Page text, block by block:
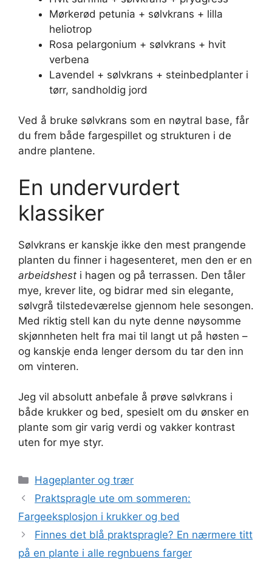
Mørkerød petunia + sølvkrans + lilla
heliotrop
Rosa pelargonium + sølvkrans + hvit
verbena
Lavendel + sølvkrans + steinbedplanter i
tørr, sandholdig jord
Ved å bruke sølvkrans som en nøytral base, får
du frem både fargespillet og strukturen i de
andre plantene.
En undervurdert
klassiker
Sølvkrans er kanskje ikke den mest prangende
planten du finner i hagesenteret, men den er en
arbeidshest i hagen og på terrassen. Den tåler
mye, krever lite, og bidrar med sin elegante,
sølvgrå tilstedeværelse gjennom hele sesongen.
Med riktig stell kan du nyte denne nøysomme
skjønnheten helt fra mai til langt ut på høsten –
og kanskje enda lenger dersom du tar den inn
om vinteren.
Jeg vil absolutt anbefale å prøve sølvkrans i
både krukker og bed, spesielt om du ønsker en
plante som gir varig verdi og vakker kontrast
uten for mye styr.
Kategorier
Hageplanter og trær
Praktspragle ute om sommeren:
Fargeeksplosjon i krukker og bed
Finnes det blå praktspragle? En nærmere titt
på en plante i alle regnbuens farger